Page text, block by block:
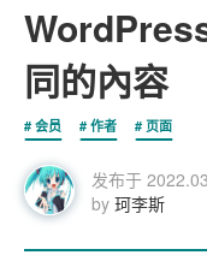
同的內容
会员 作者 页面
发布于
by 珂李斯